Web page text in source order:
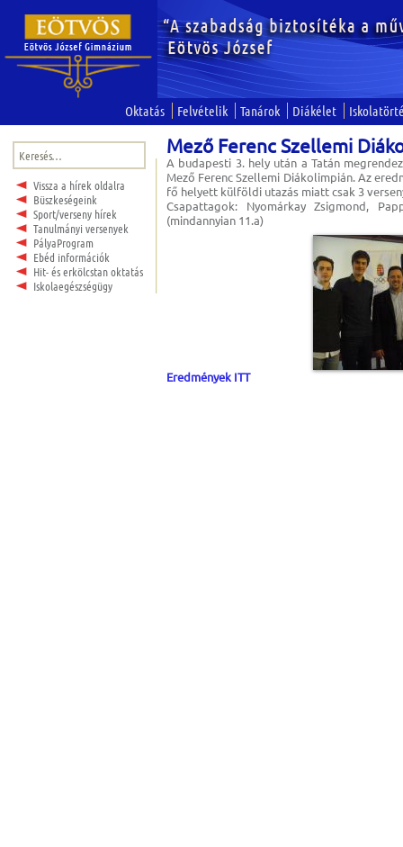
Oktatás Felvételik Tanárok Diákélet
Keresés:
Vissza a hírek oldalra
Büszkeségeink
Sport/verseny hírek
Tanulmányi versenyek
PályaProgram
Ebéd információk
Hit- és erkölcstan oktatás
Iskolaegészségügy
Mező Ferenc Szellemi
A budapesti 3. hely után a Tatán
Mező Ferenc Szellemi Diákolimpián. Az
fő helyett külföldi utazás miatt csak 3
Csapattagok: Nyomárkay Zsigmond,
(mindannyian 11.a)
Eredmények ITT